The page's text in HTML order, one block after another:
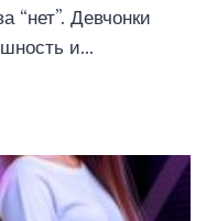
“нет”. Девчонки
и…